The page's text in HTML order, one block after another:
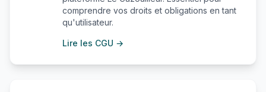
comprendre vos droits et obligations en tant
qu'utilisateur.
Lire les CGU →